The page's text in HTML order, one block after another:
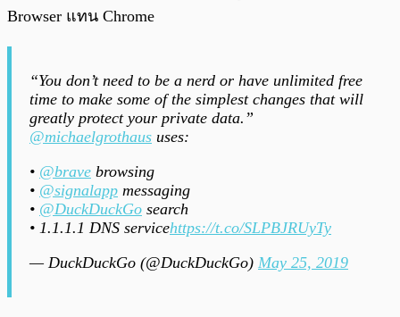
Browser แทน Chrome
“You don’t need to be a nerd or have unlimited free
time to make some of the simplest changes that will
greatly protect your private data.”
@michaelgrothaus uses:
• @brave browsing
• @signalapp messaging
• @DuckDuckGo search
• 1.1.1.1 DNS servicehttps://t.co/SLPBJRUyTy
— DuckDuckGo (@DuckDuckGo) May 25, 2019